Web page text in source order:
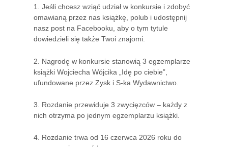
1. Jeśli chcesz wziąć udział w konkursie i zdobyć
omawianą przez nas książkę, polub i udostępnij
nasz post na Facebooku, aby o tym tytule
dowiedzieli się także Twoi znajomi.
2. Nagrodę w konkursie stanowią 3 egzemplarze
książki Wojciecha Wójcika „Idę po ciebie”,
ufundowane przez Zysk i S-ka Wydawnictwo.
3. Rozdanie przewiduje 3 zwycięzców – każdy z
nich otrzyma po jednym egzemplarzu książki.
4. Rozdanie trwa od 16 czerwca 2026 roku do